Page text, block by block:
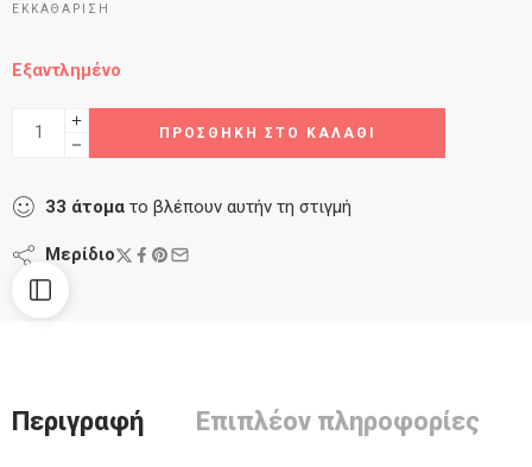
ΕΚΚΑΘΆΡΙΣΗ
Εξαντλημένο
ΠΡΟΣΘΉΚΗ ΣΤΟ ΚΑΛΆΘΙ
33 άτομα το βλέπουν αυτήν τη στιγμή
Μερίδιο
Περιγραφή Επιπλέον πληροφορίες